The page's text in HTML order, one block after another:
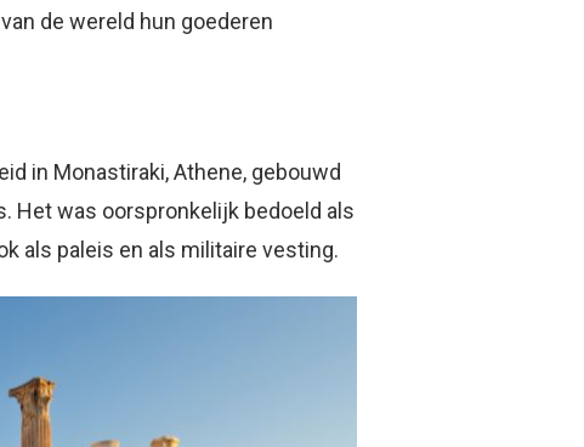
de wereld hun goederen
in Monastiraki, Athene, gebouwd
Het was oorspronkelijk bedoeld als
als paleis en als militaire vesting.